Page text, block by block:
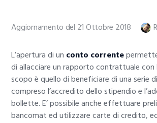
Aggiornamento del 21 Ottobre 2018
L’apertura di un conto corrente
di allacciare un rapporto contrattuale con
scopo è quello di beneficiare di una serie
compreso l’accredito dello stipendio e
bollette. E’ possibile anche effettuare
bancomat ed utilizzare carte di credito,